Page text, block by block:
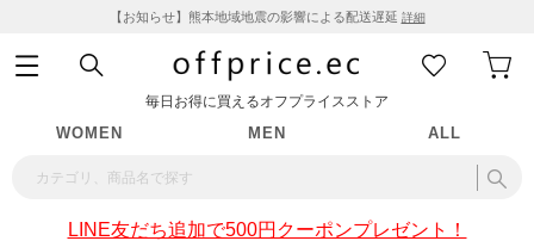
【お知らせ】熊本地域地震の影響による配送遅延 詳細
毎日お得に買えるオフプライスストア
WOMEN MEN ALL
LINE友だち追加で500円クーポンプレゼント！